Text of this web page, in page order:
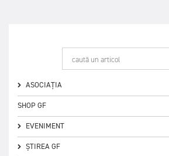
ASOCIAȚIA
SHOP GF
EVENIMENT
ȘTIREA GF